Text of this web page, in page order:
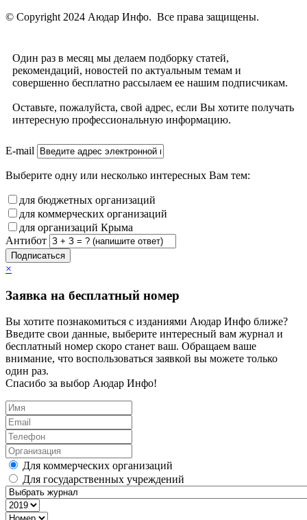
© Copyright 2024 Аюдар Инфо. Все права защищены.
Один раз в месяц мы делаем подборку статей,
рекомендаций, новостей по актуальным темам и
совершенно бесплатно рассылаем ее нашим подписчикам.
Оставьте, пожалуйста, свой адрес, если Вы хотите получать
интересную профессиональную информацию.
E-mail
Выберите одну или несколько интересных Вам тем:
для бюджетных организаций
для коммерческих организаций
для организаций Крыма
Антибот
Подписаться
×
Заявка на бесплатный номер
Вы хотите познакомиться с изданиями Аюдар Инфо ближе?
Введите свои данные, выберите интересный вам журнал и
бесплатный номер скоро станет ваш. Обращаем ваше
внимание, что воспользоваться заявкой вы можете только
один раз.
Спасибо за выбор Аюдар Инфо!
Для коммерческих организаций
Для государственных учреждений